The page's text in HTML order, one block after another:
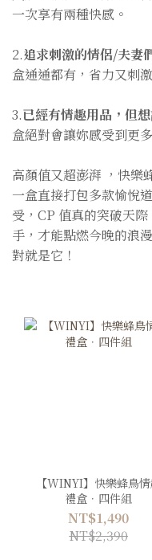
一次享有兩種快感。
2.追求刺激的情侶/夫妻
盒通通都有，省力又刺激
3.已經有情趣用品，但
盒絕對會讓妳感受到更
高顏值又超澎湃 ，快樂
一盒直接打包多款愉悅
受，CP 值真的突破天
手，才能點燃今晚的浪
對就是它！
【WINYI】快樂蜂鳥
禮盒．四件組
NT$1,490
NT$2,390